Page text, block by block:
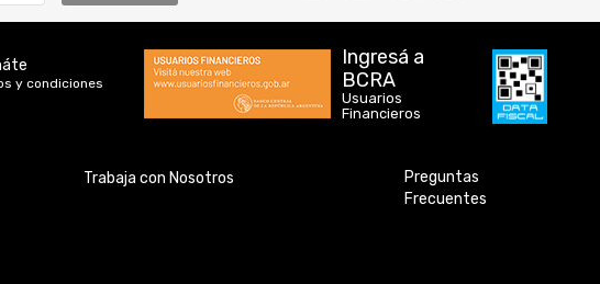
y condiciones
Ingresá a
BCRA
Usuarios
Financieros
Trabaja con Nosotros
Preguntas
Frecuentes